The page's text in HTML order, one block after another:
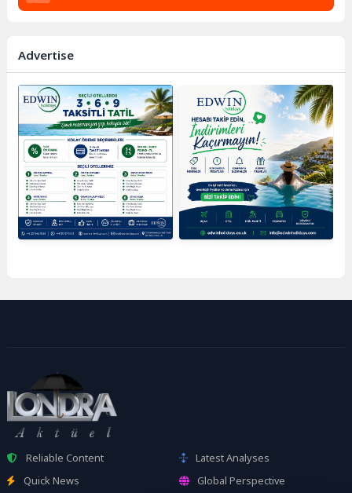
Advertise
Reliable Content
Latest Analyses
Quick News
Global Perspective